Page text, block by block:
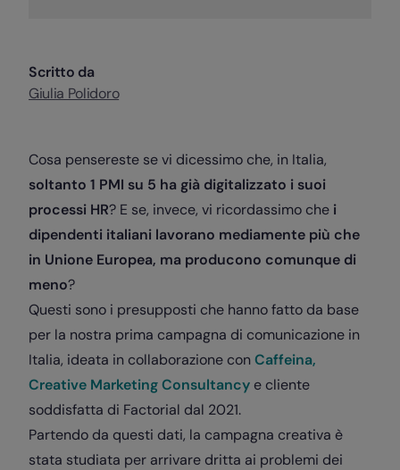
Scritto da
Giulia Polidoro
Cosa pensereste se vi dicessimo che, in Italia,
soltanto 1 PMI su 5 ha già digitalizzato i suoi
processi HR? E se, invece, vi ricordassimo che i
dipendenti italiani lavorano mediamente più che
in Unione Europea, ma producono comunque di
meno?
Questi sono i presupposti che hanno fatto da base
per la nostra prima campagna di comunicazione in
Italia, ideata in collaborazione con Caffeina,
Creative Marketing Consultancy e cliente
soddisfatta di Factorial dal 2021.
Partendo da questi dati, la campagna creativa è
stata studiata per arrivare dritta ai problemi dei